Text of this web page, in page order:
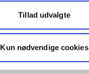
Tillad udvalgte
Kun nødvendige cookies